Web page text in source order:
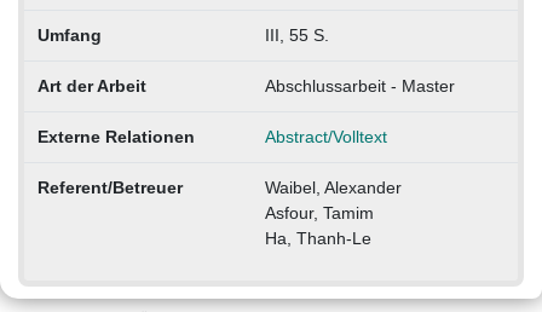
Umfang III, 55 S.
Art der Arbeit Abschlussarbeit - Master
Externe Relationen Abstract/Volltext
Referent/Betreuer
Waibel, Alexander
Asfour, Tamim
Ha, Thanh-Le